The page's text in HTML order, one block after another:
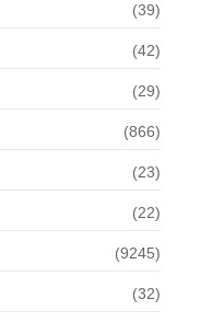
(39)
(42)
(29)
(866)
(23)
(22)
(9245)
(32)